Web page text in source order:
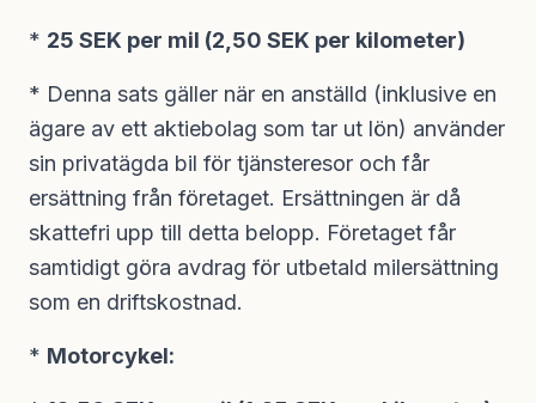
* 25 SEK per mil (2,50 SEK per kilometer)
* Denna sats gäller när en anställd (inklusive en
ägare av ett aktiebolag som tar ut lön) använder
sin privatägda bil för tjänsteresor och får
ersättning från företaget. Ersättningen är då
skattefri upp till detta belopp. Företaget får
samtidigt göra avdrag för utbetald milersättning
som en driftskostnad.
* Motorcykel: